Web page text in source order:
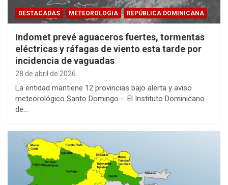
DESTACADAS METEOROLOGIA REPÚBLICA DOMINICANA
Indomet prevé aguaceros fuertes, tormentas
eléctricas y ráfagas de viento esta tarde por
incidencia de vaguadas
28 de abril de 2026
La entidad mantiene 12 provincias bajo alerta y aviso
meteorológico Santo Domingo.- El Instituto Dominicano
de…